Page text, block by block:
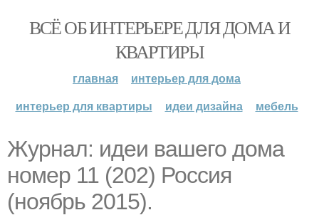
ВСЁ ОБ ИНТЕРЬЕРЕ ДЛЯ ДОМА И
КВАРТИРЫ
главная
интерьер для дома
интерьер для квартиры
идеи дизайна мебель
Журнал: идеи вашего дома
номер 11 (202) Россия
(ноябрь 2015).